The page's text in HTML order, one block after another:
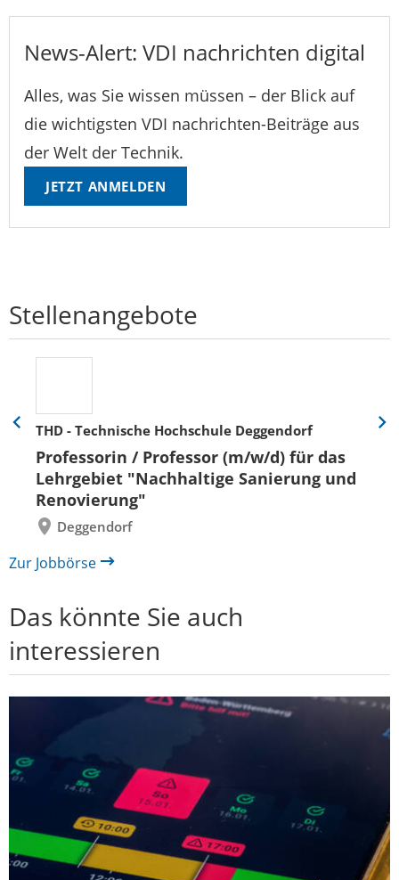
News-Alert: VDI nachrichten digital
Alles, was Sie wissen müssen – der Blick auf
die wichtigsten VDI nachrichten-Beiträge aus
der Welt der Technik.
JETZT ANMELDEN
Stellenangebote
THD - Technische Hochschule Deggendorf
Professorin / Professor (m/w/d) für das
Lehrgebiet "Nachhaltige Sanierung und
Renovierung"
Deggendorf
Eine
zurück
Eine
Zur Jobbörse
Das könnte Sie auch
interessieren